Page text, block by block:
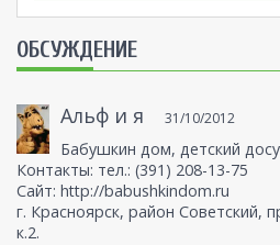
ОБСУЖДЕНИЕ
Альф и я 31/10/2012
Бабушкин дом, детский
Контакты: тел.: (391) 208-13-75
Сайт: http://babushkindom.ru
г. Красноярск, район Советский,
к.2.